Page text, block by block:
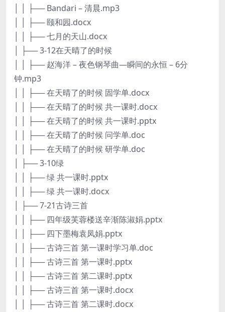
│ │ ├── Bandari – 清晨.mp3
│ │ ├── 颐和园.docx
│ │ ├── 七月的天山.docx
│ ├── 3-12在天晴了的时候
│ │ ├── 赵海洋 – 夜色钢琴曲—瞬间的永恒 – 6分
钟.mp3
│ │ ├── 在天晴了的时候 固学单.docx
│ │ ├── 在天晴了的时候 共一课时.docx
│ │ ├── 在天晴了的时候 共一课时.pptx
│ │ ├── 在天晴了的时候 问学单.doc
│ │ ├── 在天晴了的时候 研学单.doc
│ ├── 3-10绿
│ │ ├── 绿 共一课时.pptx
│ │ ├── 绿 共一课时.docx
│ ├── 7-21古诗三首
│ │ ├── 四年级芙蓉楼送辛渐陈淑娟.pptx
│ │ ├── 四下墨梅袁凤娟.pptx
│ │ ├── 古诗三首 第一课时学习单.doc
│ │ ├── 古诗三首 第一课时.pptx
│ │ ├── 古诗三首 第二课时.pptx
│ │ ├── 古诗三首 第一课时.docx
│ │ ├── 古诗三首 第二课时.docx